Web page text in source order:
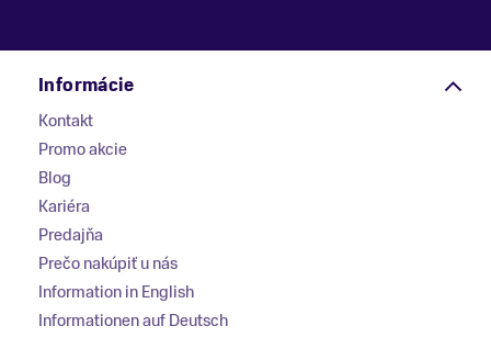
Informácie
Kontakt
Promo akcie
Blog
Kariéra
Predajňa
Prečo nakúpiť u nás
Information in English
Informationen auf Deutsch